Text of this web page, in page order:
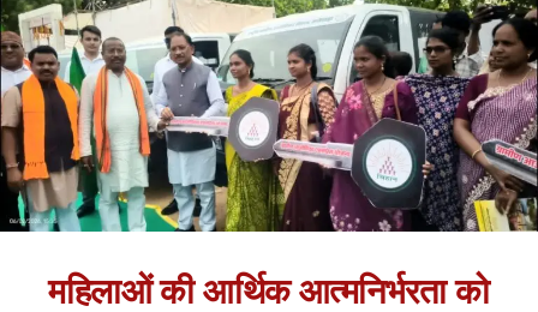
महिलाओं की आर्थिक आत्मनिर्भरता को